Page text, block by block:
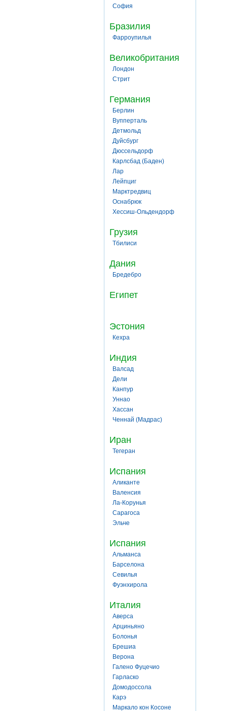
София
Бразилия
Фарроупилья
Великобритания
Лондон
Стрит
Германия
Берлин
Вупперталь
Детмольд
Дуйсбург
Дюссельдорф
Карлсбад (Баден)
Лар
Лейпциг
Марктредвиц
Оснабрюк
Хессиш-Ольдендорф
Грузия
Тбилиси
Дания
Бредебро
Египет
Эстония
Кехра
Индия
Валсад
Дели
Канпур
Уннао
Хассан
Ченнай (Мадрас)
Иран
Тегеран
Испания
Аликанте
Валенсия
Ла-Корунья
Сарагоса
Эльче
Испания
Альманса
Барселона
Севилья
Фуэнхирола
Италия
Аверса
Арциньяно
Болонья
Брешиа
Верона
Галено Фуцечио
Гарласко
Домодоссола
Карэ
Маркало кон Косоне